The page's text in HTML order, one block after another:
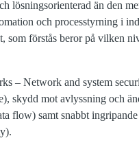
lösningsorienterad än den
och processtyrning i
som förstås beror på vilken
– Network and system
skydd mot avlyssning och
flow) samt snabbt